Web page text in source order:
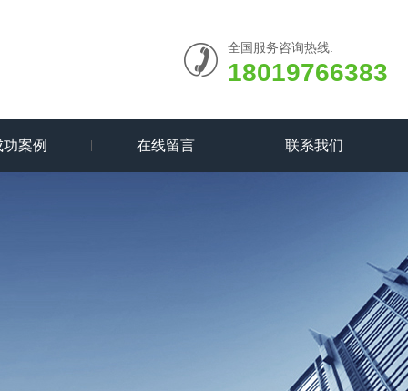
全国服务咨询热线:
18019766383
功案例 在线留言 联系我们